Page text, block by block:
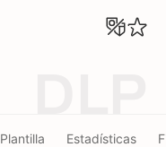
Plantilla Estadísticas